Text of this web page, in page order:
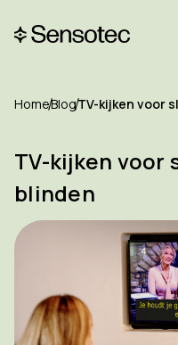
HomeBlogTV-kijken voor
TV-kijken voor
blinden